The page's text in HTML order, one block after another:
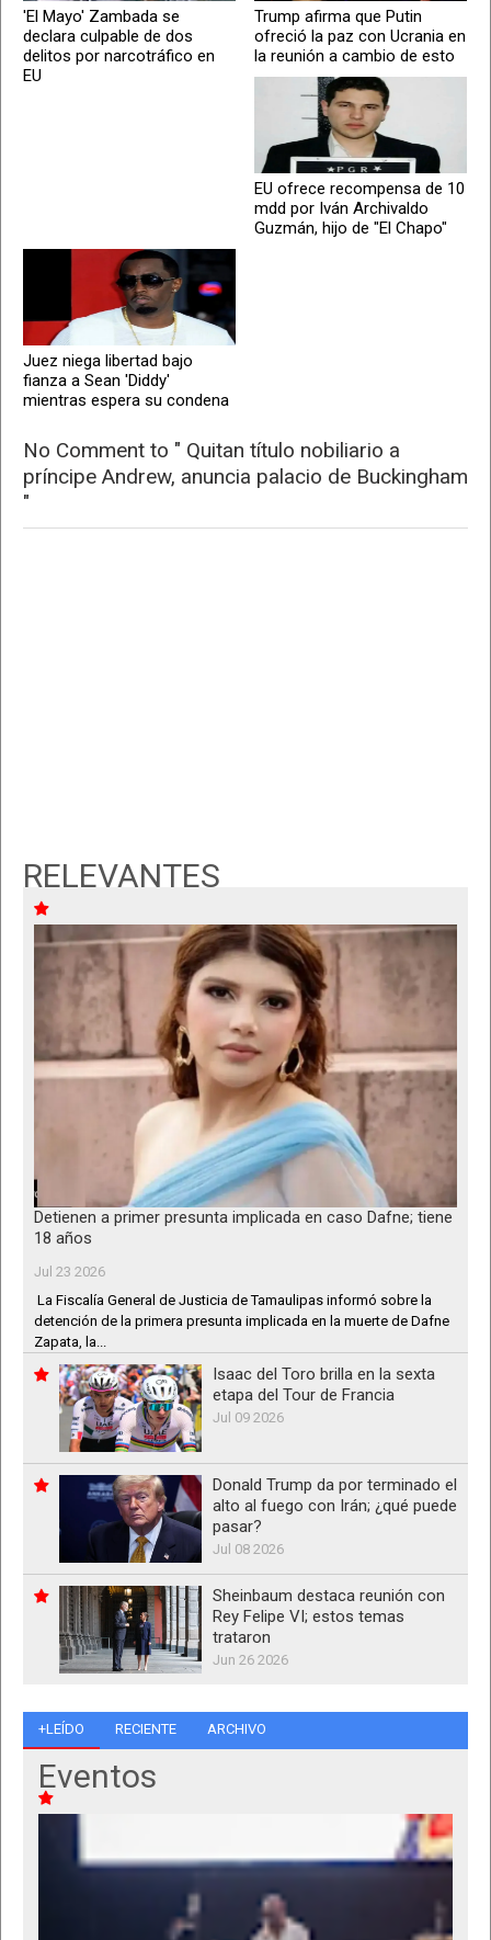
'El Mayo' Zambada se
declara culpable de dos
delitos por narcotráfico en
EU
Trump afirma que Putin
ofreció la paz con Ucrania en
la reunión a cambio de esto
EU ofrece recompensa de 10
mdd por Iván Archivaldo
Guzmán, hijo de "El Chapo"
Juez niega libertad bajo
fianza a Sean 'Diddy'
mientras espera su condena
No Comment to " Quitan título nobiliario a
príncipe Andrew, anuncia palacio de Buckingham
"
RELEVANTES
Detienen a primer presunta implicada en caso Dafne; tiene
18 años
Jul 23 2026
La Fiscalía General de Justicia de Tamaulipas informó sobre la
detención de la primera presunta implicada en la muerte de Dafne
Zapata, la...
Isaac del Toro brilla en la sexta
etapa del Tour de Francia
Jul 09 2026
Donald Trump da por terminado el
alto al fuego con Irán; ¿qué puede
pasar?
Jul 08 2026
Sheinbaum destaca reunión con
Rey Felipe VI; estos temas
trataron
Jun 26 2026
+LEÍDO RECIENTE ARCHIVO
Eventos